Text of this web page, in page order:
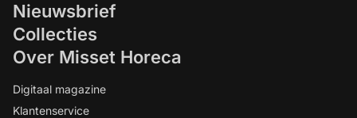
Nieuwsbrief
Collecties
Over Misset Horeca
Digitaal magazine
Klantenservice